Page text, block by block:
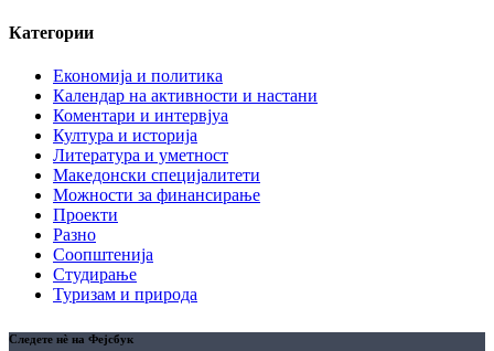
Категории
Економија и политика
Календар на активности и настани
Коментари и интервјуа
Култура и историја
Литература и уметност
Македонски специјалитети
Можности за финансирање
Проекти
Разно
Соопштенија
Студирање
Туризам и природа
Следете нè на Фејсбук